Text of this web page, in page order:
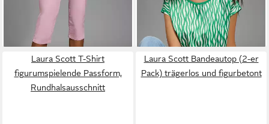
Stil, Rundhalsausschnitt,
lockere Passform
+2
Laura Scott T-Shirt
figurumspielende Passform,
Rundhalsausschnitt
Laura Scott Bandeautop (2-er
Pack) trägerlos und figurbetont